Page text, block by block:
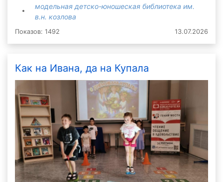
модельная детско-юношеская библиотека им.
в.н. козлова
Показов: 1492 13.07.2026
Как на Ивана, да на Купала